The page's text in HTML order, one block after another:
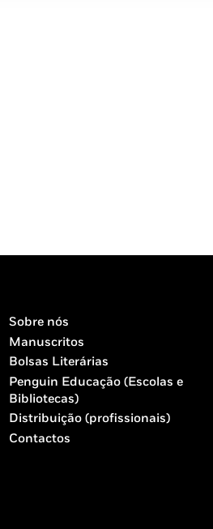
Sobre nós
Manuscritos
Bolsas Literárias
Penguin Educação (Escolas e
Bibliotecas)
Distribuição (profissionais)
Contactos